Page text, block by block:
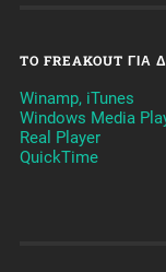
TO FREAKOUT ΓΙΑ
Winamp, iTunes
Windows Media
Real Player
QuickTime